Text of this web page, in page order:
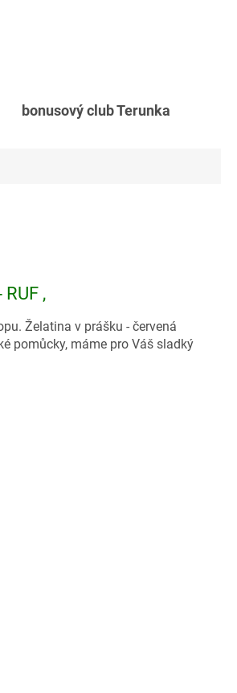
bonusový club Terunka
,
Želatina v prášku - červená
pomůcky, máme pro Váš sladký